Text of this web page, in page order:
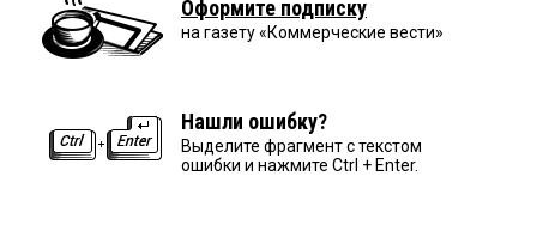
Оформите подписку
на газету «Коммерческие вести»
Нашли ошибку?
Выделите фрагмент с текстом
ошибки и нажмите Ctrl + Enter.